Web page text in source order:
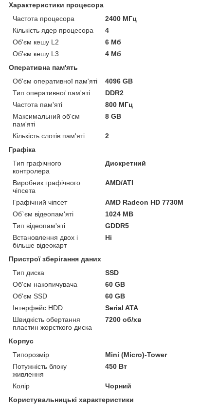
Характеристики процесора
Частота процесора
2400 МГц
Кількість ядер процесора
4
Об'єм кешу L2
6 Мб
Об'єм кешу L3
4 Мб
Оперативна пам'ять
Об'єм оперативної пам'яті
4096 GB
Тип оперативної пам'яті
DDR2
Частота пам'яті
800 МГц
Максимальний об'єм
пам'яті
8 GB
Кількість слотів пам'яті
2
Графіка
Тип графічного
контролера
Дискретний
Виробник графічного
чіпсета
AMD/ATI
Графічний чіпсет
AMD Radeon HD 7730M
Об`єм відеопам'яті
1024 MB
Тип відеопам'яті
GDDR5
Встановлення двох і
більше відеокарт
Ні
Пристрої зберігання даних
Тип диска
SSD
Об'єм накопичувача
60 GB
Об'єм SSD
60 GB
Інтерфейс HDD
Serial ATA
Швидкість обертання
пластин жорсткого диска
7200 об/хв
Корпус
Типорозмір
Mini (Micro)-Tower
Потужність блоку
живлення
450 Вт
Колір
Чорний
Користувальницькі характеристики